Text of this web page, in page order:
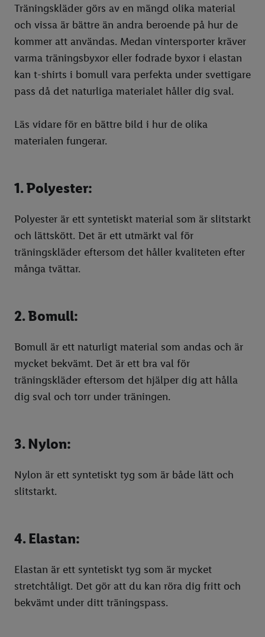
Träningskläder görs av en mängd olika material
och vissa är bättre än andra beroende på hur de
kommer att användas. Medan vintersporter kräver
varma träningsbyxor eller fodrade byxor i elastan
kan t-shirts i bomull vara perfekta under svettigare
pass då det naturliga materialet håller dig sval.
Läs vidare för en bättre bild i hur de olika
materialen fungerar.
1. Polyester:
Polyester är ett syntetiskt material som är slitstarkt
och lättskött. Det är ett utmärkt val för
träningskläder eftersom det håller kvaliteten efter
många tvättar.
2. Bomull:
Bomull är ett naturligt material som andas och är
mycket bekvämt. Det är ett bra val för
träningskläder eftersom det hjälper dig att hålla
dig sval och torr under träningen.
3. Nylon:
Nylon är ett syntetiskt tyg som är både lätt och
slitstarkt.
4. Elastan:
Elastan är ett syntetiskt tyg som är mycket
stretchtåligt. Det gör att du kan röra dig fritt och
bekvämt under ditt träningspass.